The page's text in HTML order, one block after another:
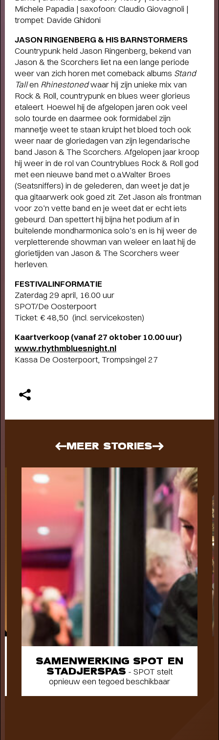
WAAROM MEMBER WORDEN?- Als
member steun je ons én profiteer je van veel
voordelen, zoals voorrang bij de kaartverkoop.
FAMILIE VOORSTELLINGEN VOOR
KLEINE EN GROTE KINDEREN
Schuif aan bij SPOT voor het mooiste jeugdtheater!
STADSPARK 100 JAAR
- Legendarische
concerten op de Drafbaan
Michele Papadia | saxofoon: Claudio Giovagnoli |
trompet: Davide Ghidoni
JASON RINGENBERG & HIS BARNSTORMERS
Countrypunk held Jason Ringenberg, bekend van
Jason & the Scorchers liet na een lange periode
weer van zich horen met comeback albums Stand
Tallen Rhinestonedwaar hij zijn unieke mix van
Rock & Roll, countrypunk en blues weer glorieus
etaleert. Hoewel hij de afgelopen jaren ook veel
solo tourde en daarmee ook formidabel zijn
mannetje weet te staan kruipt het bloed toch ook
weer naar de gloriedagen van zijn legendarische
band Jason & The Scorchers. Afgelopen jaar kroop
hij weer in de rol van Countryblues Rock & Roll god
met een nieuwe band met o.a.Walter Broes
(Seatsniffers) in de gelederen, dan weet je dat je
qua gitaarwerk ook goed zit. Zet Jason als frontman
voor zo’n vette band en je weet dat er echt iets
gebeurd. Dan spettert hij bijna het podium af in
buitelende mondharmonica solo’s en is hij weer de
verpletterende showman van weleer en laat hij de
glorietijden van Jason & The Scorchers weer
herleven.
FESTIVALINFORMATIE
Zaterdag 29 april, 16.00 uur
SPOT/De Oosterpoort
Ticket: € 48,50 (incl. servicekosten)
Kaartverkoop (vanaf 27 oktober 10.00 uur)
www.rhythmbluesnight.nl
Kassa De Oosterpoort, Trompsingel 27
MEER STORIES
SAMENWERKING SPOT EN
STADJERSPAS - SPOT stelt
opnieuw een tegoed beschikbaar